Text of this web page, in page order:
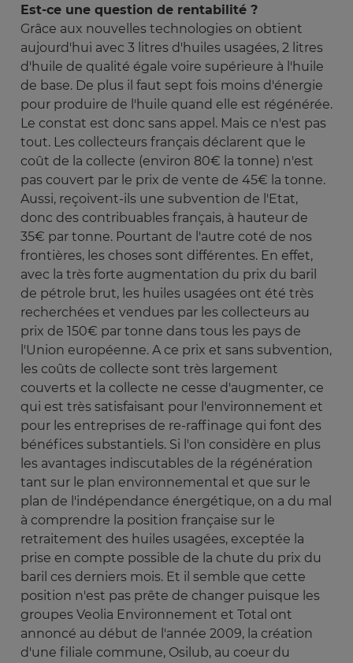
Est-ce une question de rentabilité ?
Grâce aux nouvelles technologies on obtient
aujourd'hui avec 3 litres d'huiles usagées, 2 litres
d'huile de qualité égale voire supérieure à l'huile
de base. De plus il faut sept fois moins d'énergie
pour produire de l'huile quand elle est régénérée.
Le constat est donc sans appel. Mais ce n'est pas
tout. Les collecteurs français déclarent que le
coût de la collecte (environ 80€ la tonne) n'est
pas couvert par le prix de vente de 45€ la tonne.
Aussi, reçoivent-ils une subvention de l'Etat,
donc des contribuables français, à hauteur de
35€ par tonne. Pourtant de l'autre coté de nos
frontières, les choses sont différentes. En effet,
avec la très forte augmentation du prix du baril
de pétrole brut, les huiles usagées ont été très
recherchées et vendues par les collecteurs au
prix de 150€ par tonne dans tous les pays de
l'Union européenne. A ce prix et sans subvention,
les coûts de collecte sont très largement
couverts et la collecte ne cesse d'augmenter, ce
qui est très satisfaisant pour l'environnement et
pour les entreprises de re-raffinage qui font des
bénéfices substantiels. Si l'on considère en plus
les avantages indiscutables de la régénération
tant sur le plan environnemental et que sur le
plan de l'indépendance énergétique, on a du mal
à comprendre la position française sur le
retraitement des huiles usagées, exceptée la
prise en compte possible de la chute du prix du
baril ces derniers mois. Et il semble que cette
position n'est pas prête de changer puisque les
groupes Veolia Environnement et Total ont
annoncé au début de l'année 2009, la création
d'une filiale commune, Osilub, au coeur du